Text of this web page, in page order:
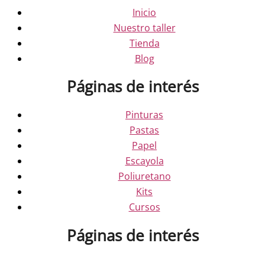
Inicio
Nuestro taller
Tienda
Blog
Páginas de interés
Pinturas
Pastas
Papel
Escayola
Poliuretano
Kits
Cursos
Páginas de interés